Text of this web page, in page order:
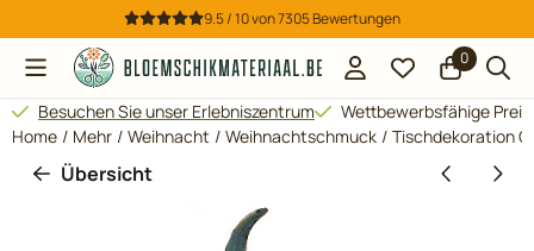
Cookie-Einstellungen verfügbar. Einstellungen wählen oder
9.5 / 10von7305Bewertungen
0
Besuchen Sie unser Erlebniszentrum
Wettbewerbsfähige
Home / Mehr / Weihnacht / Weihnachtschmuck / Tischdekoration
Übersicht